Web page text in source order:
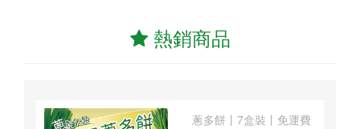
熱銷商品
蔥多餅丨7盒裝丨免運費